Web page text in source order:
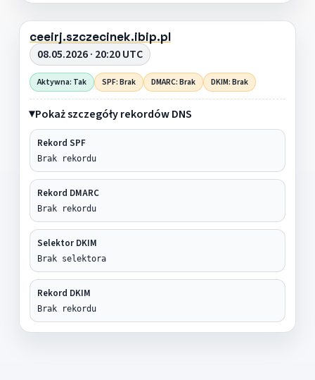
ceeirj.szczecinek.ibip.pl
08.05.2026 · 20:20 UTC
Aktywna: Tak SPF: Brak DMARC: Brak DKIM: Brak
Pokaż szczegóły rekordów DNS
Rekord SPF
Brak rekordu
Rekord DMARC
Brak rekordu
Selektor DKIM
Brak selektora
Rekord DKIM
Brak rekordu